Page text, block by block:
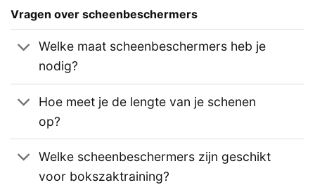
Vragen over scheenbeschermers
Welke maat scheenbeschermers heb je
nodig?
Hoe meet je de lengte van je schenen
op?
Welke scheenbeschermers zijn geschikt
voor bokszaktraining?